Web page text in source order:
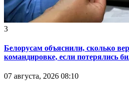
3
Белорусам объяснили, сколько
командировке, если потерялись
07 августа, 2026 08:10